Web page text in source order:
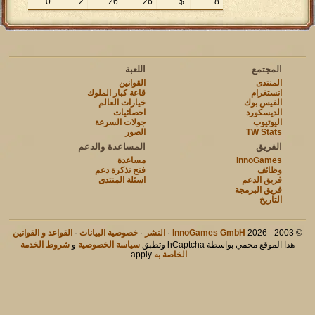
اللعبة
القوانين
قاعة كبار الملوك
خيارات العالم
احصائيات
جولات السرعة
الصور
المجتمع
المنتدى
انستغرام
الفيس بوك
الديسكورد
اليوتيوب
TW Stats
المساعدة والدعم
مساعدة
فتح تذكرة دعم
اسئلة المنتدى
الفريق
InnoGames
وظائف
فريق الدعم
فريق البرمجة
التاريخ
© 2003 - 2026
InnoGames GmbH
· النشر · خصوصية البيانات · القواعد و القوانين
هذا الموقع محمي بواسطة hCaptcha وتطبق
سياسة الخصوصية و شروط الخدمة
الخاصة به apply.